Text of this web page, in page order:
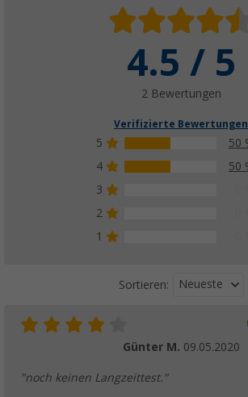
4.5 / 5
2 Bewertungen
Verifizierte Bewertungen
5
50
4
50
3
2
1
Sortieren: Neueste
Günter M. 09.05.2020
"noch keinen Langzeittest."